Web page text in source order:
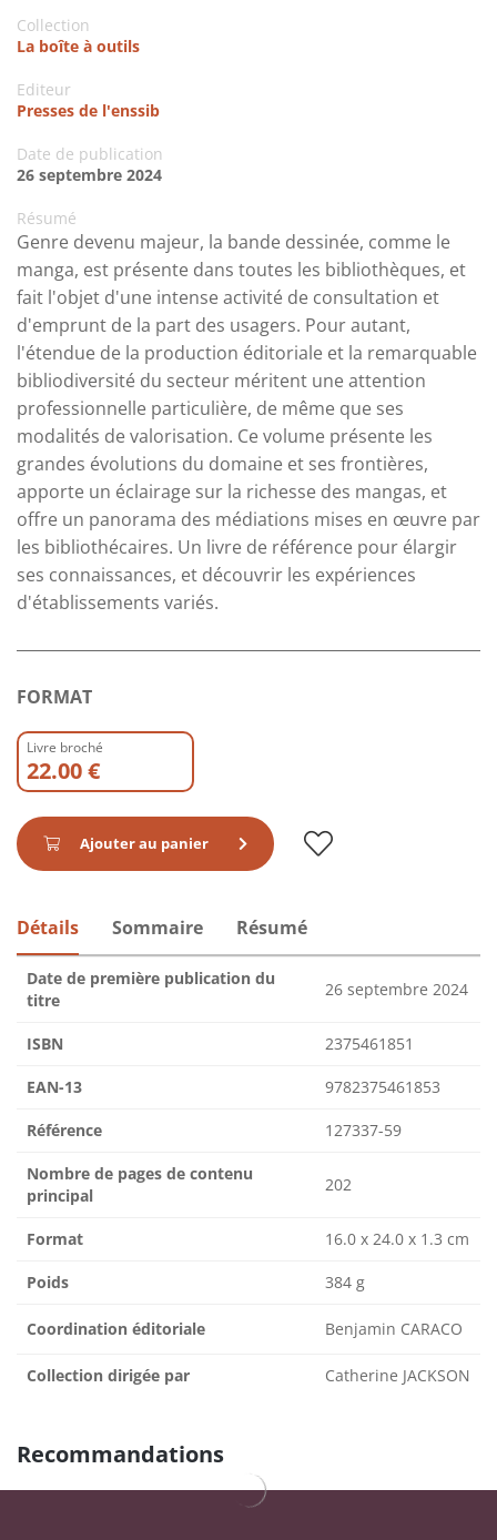
Collection
La boîte à outils
Editeur
Presses de l'enssib
Date de publication
26 septembre 2024
Résumé
Genre devenu majeur, la bande dessinée, comme le
manga, est présente dans toutes les bibliothèques, et
fait l'objet d'une intense activité de consultation et
d'emprunt de la part des usagers. Pour autant,
l'étendue de la production éditoriale et la remarquable
bibliodiversité du secteur méritent une attention
professionnelle particulière, de même que ses
modalités de valorisation. Ce volume présente les
grandes évolutions du domaine et ses frontières,
apporte un éclairage sur la richesse des mangas, et
offre un panorama des médiations mises en œuvre par
les bibliothécaires. Un livre de référence pour élargir
ses connaissances, et découvrir les expériences
d'établissements variés.
FORMAT
Livre broché
22.00 €
Ajouter au panier
Détails Sommaire Résumé
Date de première publication du
titre
26 septembre 2024
ISBN 2375461851
EAN-13 9782375461853
Référence 127337-59
Nombre de pages de contenu
principal
202
Format 16.0 x 24.0 x 1.3 cm
Poids 384 g
Coordination éditoriale Benjamin CARACO
Collection dirigée par Catherine JACKSON
Recommandations